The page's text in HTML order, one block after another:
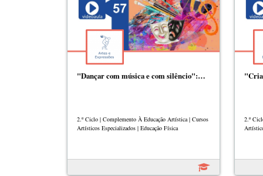
"Dançar com música e com silêncio":…
2.º Ciclo | Complemento À Educação Artística | Cursos
Artísticos Especializados | Educação Física
2.º